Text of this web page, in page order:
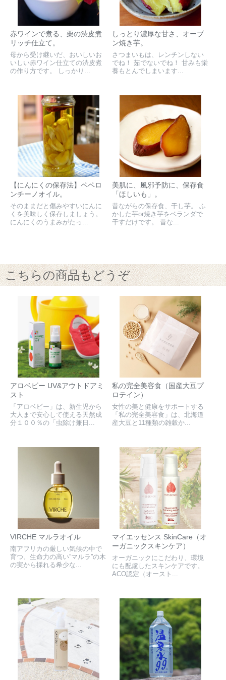
赤ワインで煮る、栗の渋皮煮
リッチ仕立て。
母から受け継いだ、おいしいお
いしい赤ワイン仕立ての渋皮煮
の作り方です。 しっかり...
しっとり濃厚な甘さ、オーブ
ン焼き芋。
さつまいもは、レンチンしない
でね！ 茹でないでね！ 甘みも栄
養もとんでしまいます...
【にんにくの保存法】ペペロ
ンチーノオイル。
そのままだと傷みやすいにんに
くを美味しく保存しましょう。
にんにくのうまみがたっ...
美肌に、風邪予防に、保存食
「ほしいも」。
昔ながらの保存食、干し芋。 ふ
かした芋or焼き芋をベランダで
干すだけです。 昔な...
こちらの商品もどうぞ
アロベビー UV&アウトドアミ
スト
「アロベビー」は、新生児から
大人まで安心して使える天然成
分１００％の「虫除け兼日...
私の完全美容食（国産大豆プ
ロテイン）
女性の美と健康をサポートする
「私の完全美容食」は、北海道
産大豆と11種類の雑穀か...
VIRCHE マルラオイル
南アフリカの厳しい気候の中で
育つ、生命力の高い”マルラ”の木
の実から採れる希少な...
マイエッセンス SkinCare（オ
ーガニックスキンケア）
オーガニックにこだわり、環境
にも配慮したスキンケアです。
ACO認定（オースト...